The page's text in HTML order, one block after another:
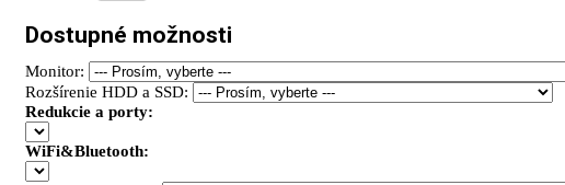
Dostupné možnosti
Monitor:
Rozšírenie HDD a SSD:
Redukcie a porty:
WiFi&Bluetooth: